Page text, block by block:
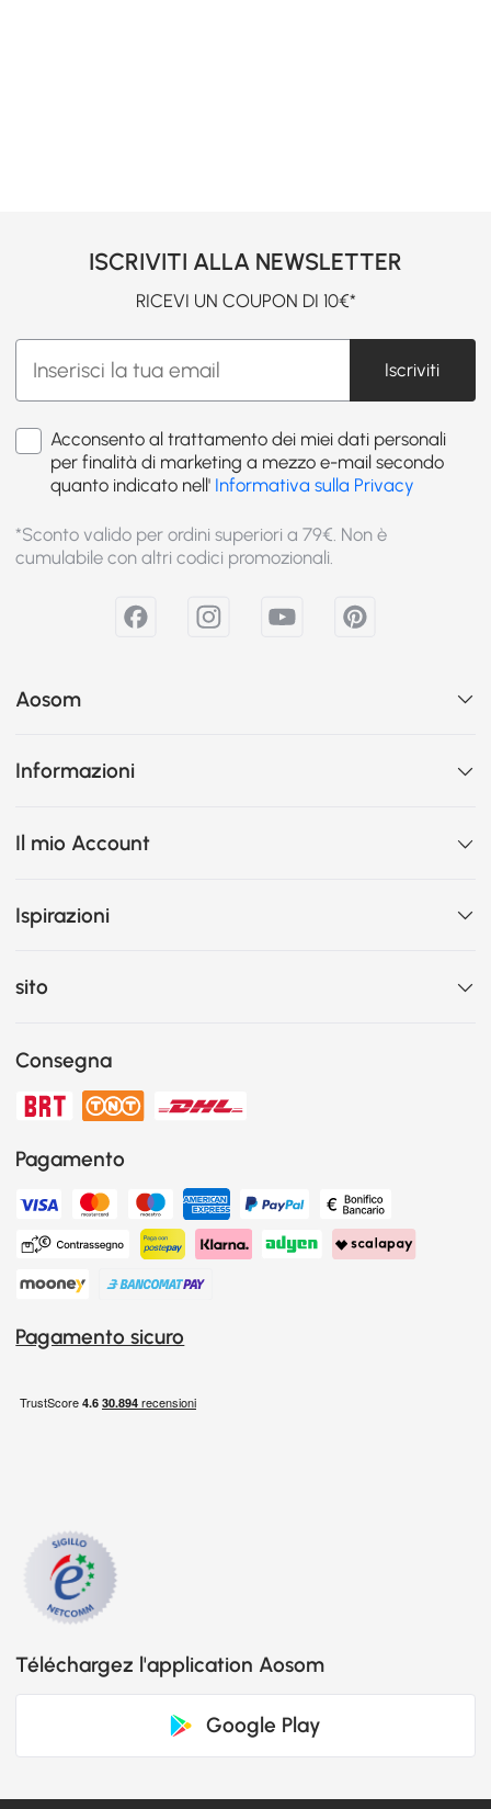
ISCRIVITI ALLA NEWSLETTER
RICEVI UN COUPON DI 10€*
Iscriviti
Acconsento al trattamento dei miei dati personali
per finalità di marketing a mezzo e-mail secondo
quanto indicato nell' Informativa sulla Privacy
*Sconto valido per ordini superiori a 79€. Non è
cumulabile con altri codici promozionali.
Aosom
Informazioni
Il mio Account
Ispirazioni
sito
Consegna
Pagamento
Pagamento sicuro
Téléchargez l'application Aosom
Google Play